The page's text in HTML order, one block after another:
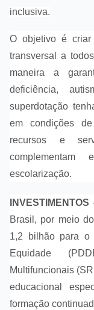
inclusiva.
O objetivo é criar
transversal a
maneira a
deficiência,
superdotação
em condições
recursos e
escolarização.
INVESTIMENTOS
Brasil, por meio
1,2 bilhão para o
Equidade
Multifuncionais
educacional
formação